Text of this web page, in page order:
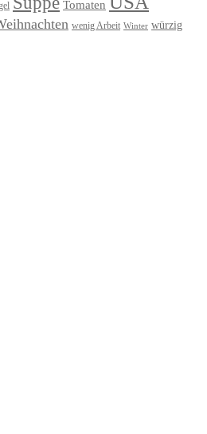
Tomaten
wenig Arbeit Winter würzig